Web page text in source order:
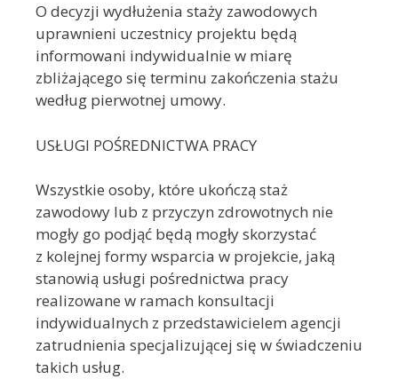
O decyzji wydłużenia staży zawodowych
uprawnieni uczestnicy projektu będą
informowani indywidualnie w miarę
zbliżającego się terminu zakończenia stażu
według pierwotnej umowy.
USŁUGI POŚREDNICTWA PRACY
Wszystkie osoby, które ukończą staż
zawodowy lub z przyczyn zdrowotnych nie
mogły go podjąć będą mogły skorzystać
z kolejnej formy wsparcia w projekcie, jaką
stanowią usługi pośrednictwa pracy
realizowane w ramach konsultacji
indywidualnych z przedstawicielem agencji
zatrudnienia specjalizującej się w świadczeniu
takich usług.